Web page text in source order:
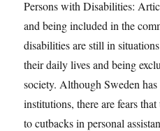
Persons with Disabilities:
and being included in the
disabilities are still in
their daily lives and being
society. Although Sweden
institutions, there are fears
to cutbacks in personal